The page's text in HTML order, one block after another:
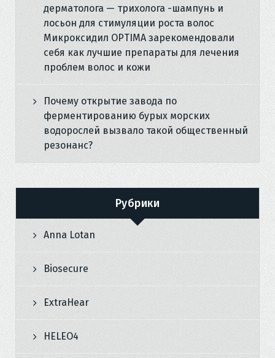
дерматолога — трихолога -шампунь и
лосьон для стимуляции роста волос
Микроксидил OPTIMA зарекомендовали
себя как лучшие препараты для лечения
проблем волос и кожи
Почему открытие завода по
ферментированию бурых морских
водорослей вызвало такой общественный
резонанс?
Рубрики
Anna Lotan
Biosecure
ExtraHear
HELEO4